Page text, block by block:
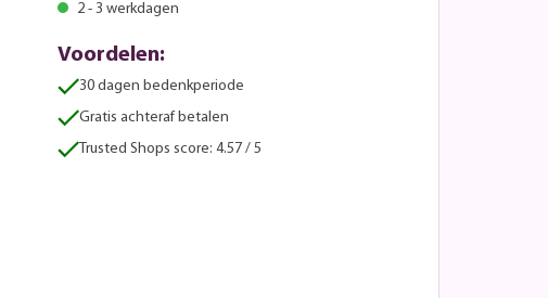
2 - 3 werkdagen
Voordelen:
30 dagen bedenkperiode
Gratis achteraf betalen
Trusted Shops score: 4.57 / 5